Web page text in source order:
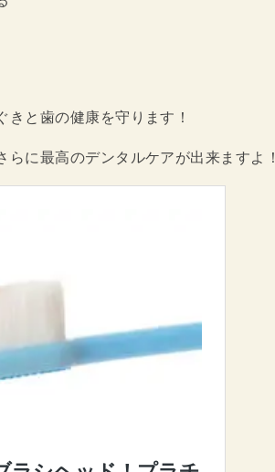
きと歯の健康を守ります！
に最高のデンタルケアが出来ますよ！